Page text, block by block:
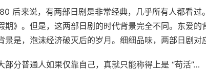
后来说，有两部日剧是非常经典，几乎所有人都看过
期》。但是，这两部日剧的时代背景完全不同。东爱的
景是，泡沫经济破灭后的岁月。细细品味，两部日剧对
部分普通人如果仅靠自己，真就只能称得上是 “苟活”…